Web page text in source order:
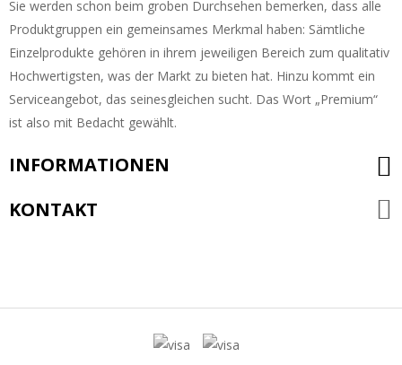
Sie werden schon beim groben Durchsehen bemerken, dass alle
Produktgruppen ein gemeinsames Merkmal haben: Sämtliche
Einzelprodukte gehören in ihrem jeweiligen Bereich zum qualitativ
Hochwertigsten, was der Markt zu bieten hat. Hinzu kommt ein
Serviceangebot, das seinesgleichen sucht. Das Wort „Premium“
ist also mit Bedacht gewählt.
INFORMATIONEN
KONTAKT